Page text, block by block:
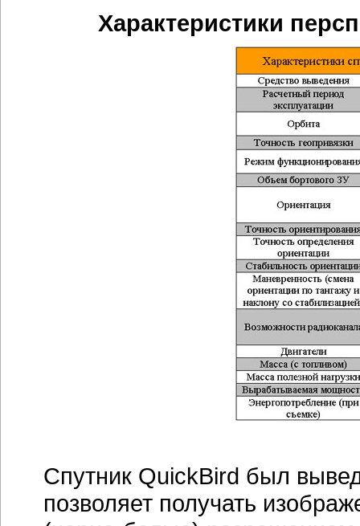
Характеристики
Спутник QuickBird был
позволяет получать